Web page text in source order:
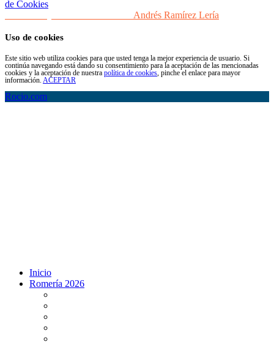
de Cookies
Andrés Ramírez Lería
Uso de cookies
Este sitio web utiliza cookies para que usted tenga la mejor experiencia de usuario. Si
continúa navegando está dando su consentimiento para la aceptación de las mencionadas
cookies y la aceptación de nuestra política de cookies , pinche el enlace para mayor
información. ACEPTAR
Rocio.com
Inicio
Romería 2026